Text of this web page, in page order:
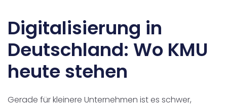
Digitalisierung in
Deutschland: Wo KMU
heute stehen
Gerade für kleinere Unternehmen ist es schwer,